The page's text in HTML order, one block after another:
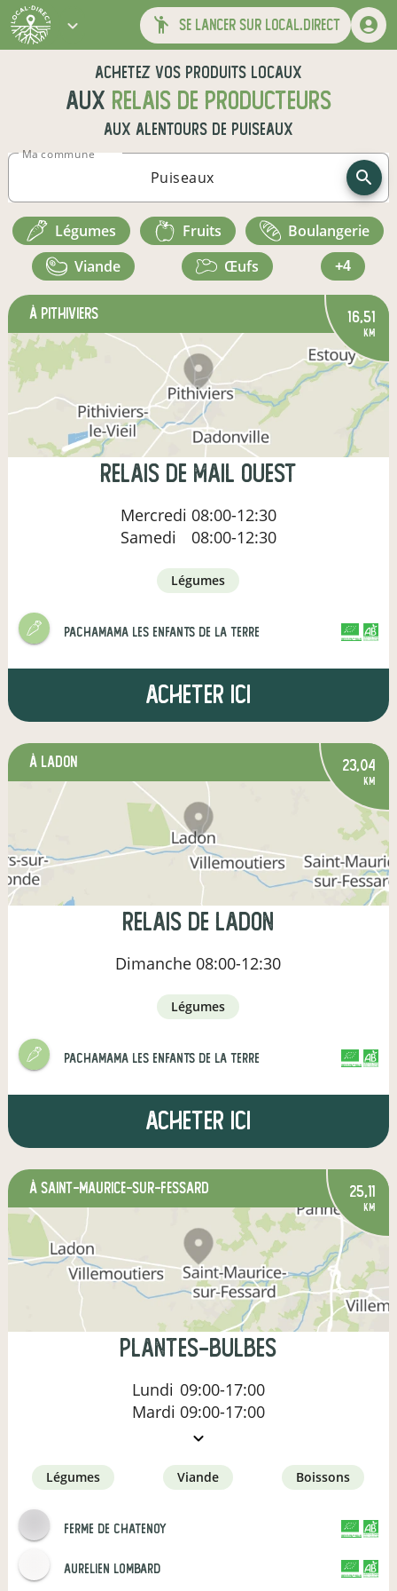
se lancer sur local.direct
Achetez vos produits locaux
aux relais de producteurs
aux alentours de Puiseaux
Ma commune
légumes fruits
boulangerie
viande
œufs +4
à Pithiviers 16,51
km
Relais de Mail Ouest
Mercredi 08:00-12:30
Samedi
08:00-12:30
légumes
Pachamama les enfants de la terre CERTIFIÉ PAR FR-BIO-01
AGRICULTURE FRANCE
Acheter ici
à Ladon 23,04
km
Relais de Ladon
Dimanche 08:00-12:30
légumes
Pachamama les enfants de la terre CERTIFIÉ PAR FR-BIO-01
AGRICULTURE FRANCE
Acheter ici
à Saint-Maurice-sur-Fessard 25,11
km
Plantes-Bulbes
Lundi 09:00-17:00
Mardi 09:00-17:00
légumes viande boissons
ferme de chatenoy
aurelien lombard